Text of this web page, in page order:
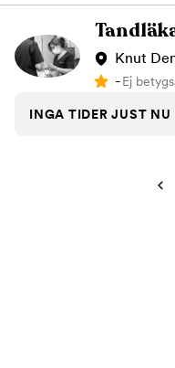
Knut
-Ej
INGA TIDER JUST NU